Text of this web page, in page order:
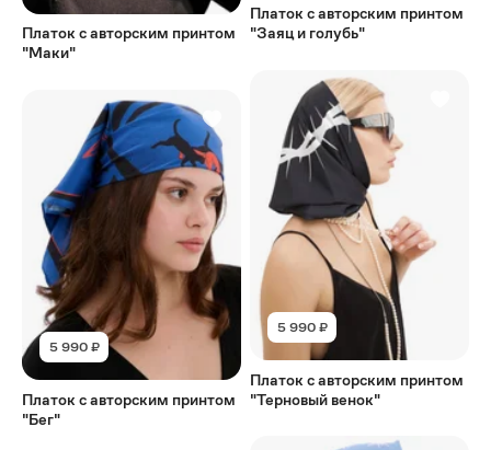
Платок с авторским принтом
"Маки"
5 990 ₽
Платок с авторским принтом
"Бег"
Платок с авторским принтом
"Заяц и голубь"
5 990 ₽
Платок с авторским принтом
"Терновый венок"